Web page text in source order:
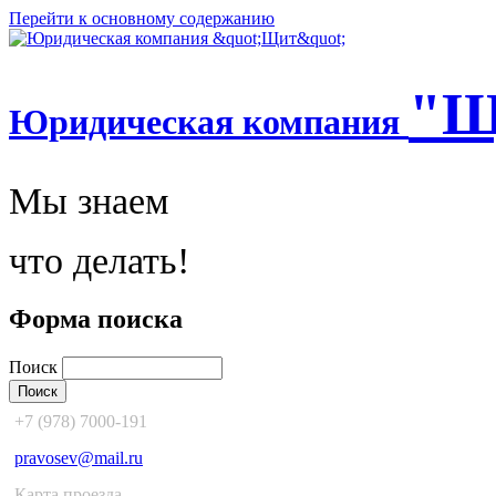
Перейти к основному содержанию
Юридическая компания
Мы знаем
что делать!
Форма поиска
Поиск
+7 (978) 7000-191
pravosev@mail.ru